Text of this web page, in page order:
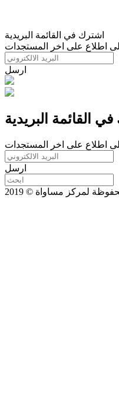
اشترك في القائمة البريدية
اطلاع على اخر المستجدات
ارسل
القائمة البريدية
اطلاع على اخر المستجدات
ارسل
لمركز مساواة © 2019